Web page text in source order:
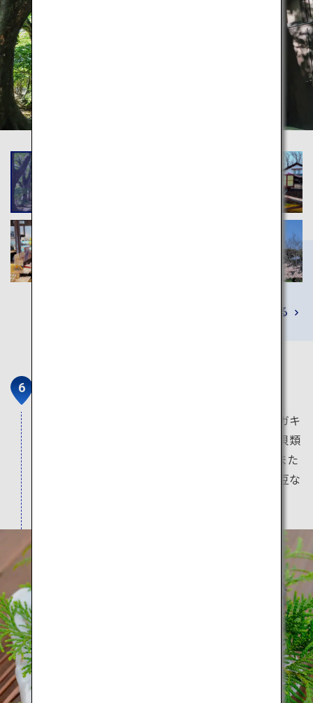
詳しくみる
遊佐町にある「道の駅鳥海ふらっと」では、岩ガキ
をはじめとする季節毎に捕れる様々な種類の魚貝類
を購入でき、その場で食べることも可能です。また
庄内地域では梨やメロンなどの果物、だだちゃ豆な